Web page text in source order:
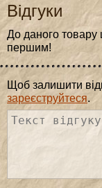
Відгуки
До даного товару
першим!
Щоб залишити
зареєструйтеся.